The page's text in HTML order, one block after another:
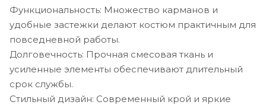
Функциональность: Множество карманов и
удобные застежки делают костюм практичным для
повседневной работы.
Долговечность: Прочная смесовая ткань и
усиленные элементы обеспечивают длительный
срок службы.
Стильный дизайн: Современный крой и яркие